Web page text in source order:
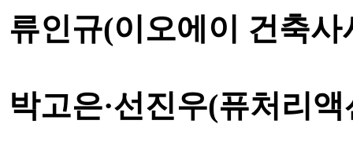
류인규(이오에이 건축사
박고은·선진우(퓨처리